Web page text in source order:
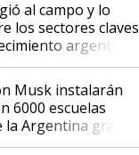
al campo y lo
los sectores claves
argentino
Musk instalarán
6000 escuelas
Argentina gracias
con Starlink